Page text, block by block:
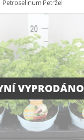
Petroselinum Petržel
VYPRODÁNO